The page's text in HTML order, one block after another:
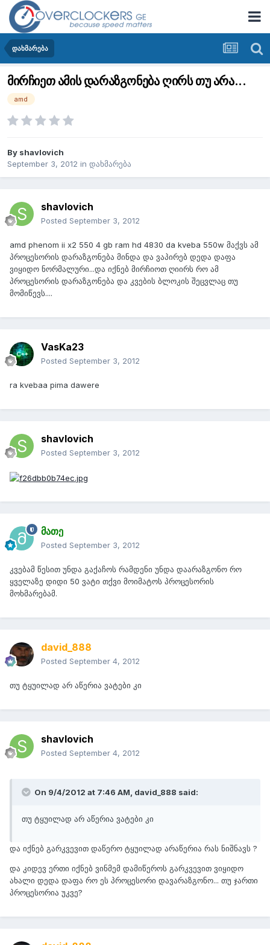
დახმარება
მირჩიეთ ამის დარაზგონება ღირს თუ არა...
amd
By shavlovich
September 3, 2012 in დახმარება
shavlovich
Posted September 3, 2012
amd phenom ii x2 550 4 gb ram hd 4830 da kveba 550w მაქვს ამ
პროცესორის დარაზგონება მინდა და ვაპირებ დედა დაფა
ვიყიდო ნორმალური...და იქნებ მირჩიოთ ღიირს რო ამ
პროცესორის დარაზგონება და კვების ბლოკის შეცვლაც თუ
მომიწევს....
VasKa23
Posted September 3, 2012
ra kvebaa pima dawere
shavlovich
Posted September 3, 2012
მათე
Posted September 3, 2012
კვებამ წესით უნდა გაქაჩოს რამდენი უნდა დაარაზგონო რო
ყველაზე დიდი 50 ვატი თქვი მოიმატოს პროცესორის
მოხმარებამ.
david_888
Posted September 4, 2012
თუ ტყუილად არ აწერია ვატები კი
shavlovich
Posted September 4, 2012
On 9/4/2012 at 7:46 AM, david_888 said:
თუ ტყუილად არ აწერია ვატები კი
და იქნებ გარკვევით დაწერო ტყუილად არაწერია რას ნიშნავს ?
და კიდევ ერთი იქნებ ვინმემ დამიწეროს გარკვევით ვიყიდო
ახალი დედა დაფა რო ეს პროცესორი დავარაზგონო... თუ ჯართი
პროცესორია უკვე?